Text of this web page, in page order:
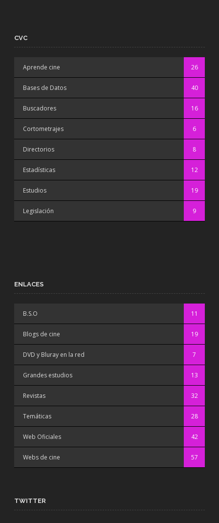
CVC
Aprende cine 26
Bases de Datos 40
Buscadores 16
Cortometrajes 6
Directorios 8
Estadísticas 12
Estudios 19
Legislación 9
ENLACES
B.S.O 11
Blogs de cine 19
DVD y Bluray en la red 7
Grandes estudios 13
Revistas 32
Temáticas 28
Web Oficiales 42
Webs de cine 57
TWITTER